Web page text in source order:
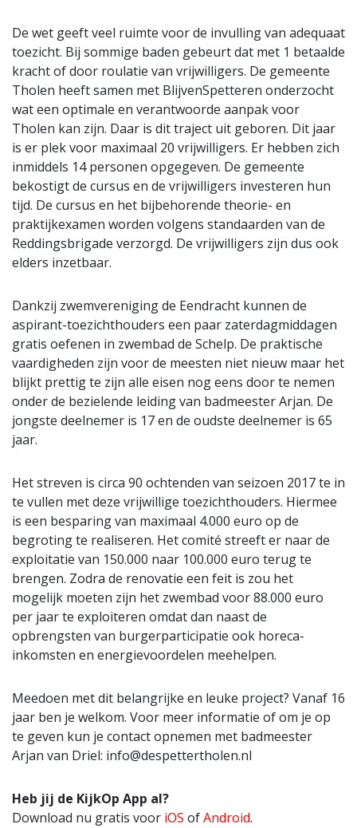
De wet geeft veel ruimte voor de invulling van adequaat
toezicht. Bij sommige baden gebeurt dat met 1 betaalde
kracht of door roulatie van vrijwilligers. De gemeente
Tholen heeft samen met BlijvenSpetteren onderzocht
wat een optimale en verantwoorde aanpak voor
Tholen kan zijn. Daar is dit traject uit geboren. Dit jaar
is er plek voor maximaal 20 vrijwilligers. Er hebben zich
inmiddels 14 personen opgegeven. De gemeente
bekostigt de cursus en de vrijwilligers investeren hun
tijd. De cursus en het bijbehorende theorie- en
praktijkexamen worden volgens standaarden van de
Reddingsbrigade verzorgd. De vrijwilligers zijn dus ook
elders inzetbaar.
Dankzij zwemvereniging de Eendracht kunnen de
aspirant-toezichthouders een paar zaterdagmiddagen
gratis oefenen in zwembad de Schelp. De praktische
vaardigheden zijn voor de meesten niet nieuw maar het
blijkt prettig te zijn alle eisen nog eens door te nemen
onder de bezielende leiding van badmeester Arjan. De
jongste deelnemer is 17 en de oudste deelnemer is 65
jaar.
Het streven is circa 90 ochtenden van seizoen 2017 te in
te vullen met deze vrijwillige toezichthouders. Hiermee
is een besparing van maximaal 4.000 euro op de
begroting te realiseren. Het comité streeft er naar de
exploitatie van 150.000 naar 100.000 euro terug te
brengen. Zodra de renovatie een feit is zou het
mogelijk moeten zijn het zwembad voor 88.000 euro
per jaar te exploiteren omdat dan naast de
opbrengsten van burgerparticipatie ook horeca-
inkomsten en energievoordelen meehelpen.
Meedoen met dit belangrijke en leuke project? Vanaf 16
jaar ben je welkom. Voor meer informatie of om je op
te geven kun je contact opnemen met badmeester
Arjan van Driel: info@despettertholen.nl
Heb jij de KijkOp App al?
Download nu gratis voor iOS ofAndroid.